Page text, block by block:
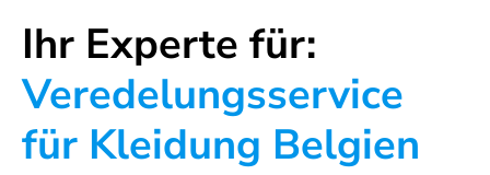
Ihr Experte für:
Veredelungsservice
für Kleidung Belgien